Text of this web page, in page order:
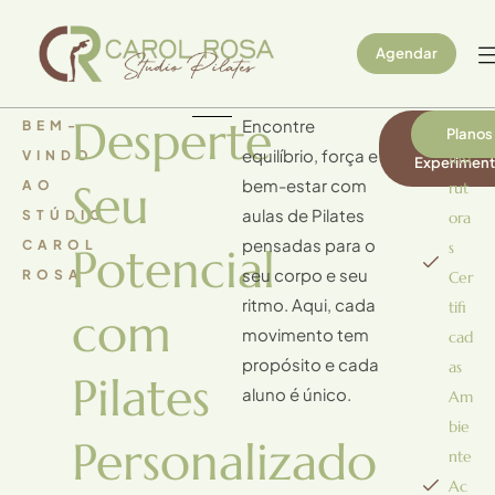
Agendar
BEM-
VINDO
AO
STÚDIO
CAROL
ROSA
Desperte
Seu
Potencial
com
Pilates
Personalizado
Encontre
equilíbrio, força e
bem-estar com
aulas de Pilates
pensadas para o
seu corpo e seu
ritmo. Aqui, cada
movimento tem
propósito e cada
aluno é único.
Agende
Planos
Inst
rut
ora
s
Cer
tifi
cad
as
Am
bie
nte
Ac